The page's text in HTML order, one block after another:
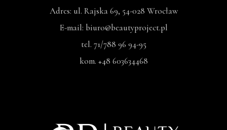
Adres: ul. Rajska 69, 54-028 Wrocław
E-mail: biuro@beautyproject.pl
tel. 71/788 96 94-95
kom. +48 603634468